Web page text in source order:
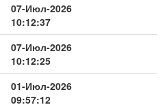
07-Июл-2026
10:12:37
07-Июл-2026
10:12:25
01-Июл-2026
09:57:12